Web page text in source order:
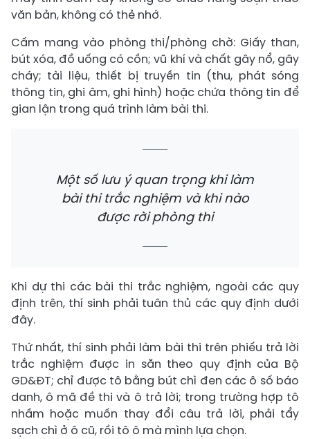
văn bản, không có thẻ nhớ.
Cấm mang vào phòng thi/phòng chờ: Giấy than,
bút xóa, đồ uống có cồn; vũ khí và chất gây nổ, gây
cháy; tài liệu, thiết bị truyền tin (thu, phát sóng
thông tin, ghi âm, ghi hình) hoặc chứa thông tin để
gian lận trong quá trình làm bài thi.
Một số lưu ý quan trọng khi làm
bài thi trắc nghiệm và khi nào
được rời phòng thi
Khi dự thi các bài thi trắc nghiệm, ngoài các quy
định trên, thí sinh phải tuân thủ các quy định dưới
đây.
Thứ nhất, thí sinh phải làm bài thi trên phiếu trả lời
trắc nghiệm được in sẵn theo quy định của Bộ
GD&ĐT; chỉ được tô bằng bút chì đen các ô số báo
danh, ô mã đề thi và ô trả lời; trong trường hợp tô
nhầm hoặc muốn thay đổi câu trả lời, phải tẩy
sạch chì ở ô cũ, rồi tô ô mà mình lựa chọn.